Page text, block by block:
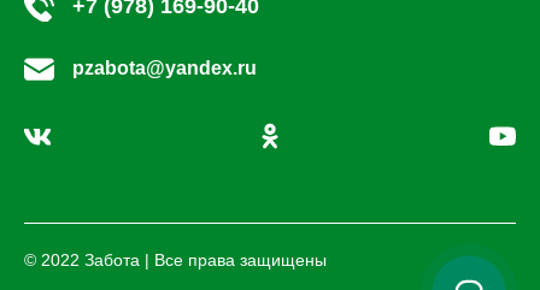
+7 (978) 169-90-40
pzabota@yandex.ru
© 2022 Забота | Все права защищены